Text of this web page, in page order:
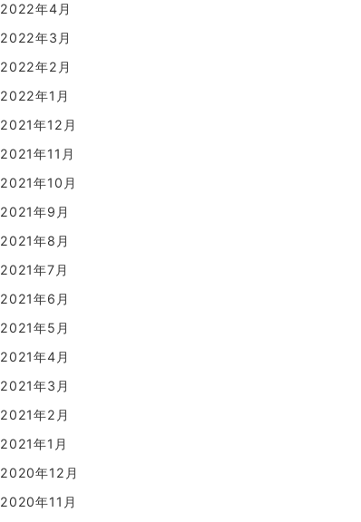
2022年4月
2022年3月
2022年2月
2022年1月
2021年12月
2021年11月
2021年10月
2021年9月
2021年8月
2021年7月
2021年6月
2021年5月
2021年4月
2021年3月
2021年2月
2021年1月
2020年12月
2020年11月